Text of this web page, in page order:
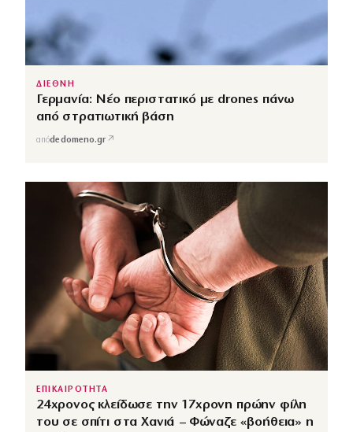
ΔΙΕΘΝΗ
Γερμανία: Νέο περιστατικό με drones πάνω
από στρατιωτική βάση
απόdedomeno.gr ↗
ΕΠΙΚΑΙΡΟΤΗΤΑ
24χρονος κλείδωσε την 17χρονη πρώην φίλη
του σε σπίτι στα Χανιά – Φώναζε «βοήθεια» η